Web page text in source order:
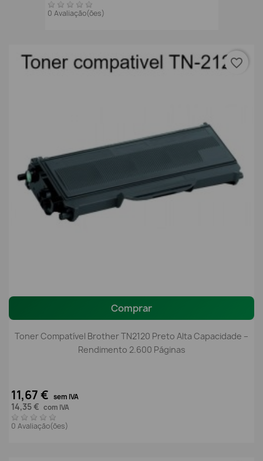
0 Avaliação(ões)
Comprar
Toner Compatível Brother TN2120 Preto Alta Capacidade –
Rendimento 2.600 Páginas
11,67 € sem IVA
14,35 € com IVA
0 Avaliação(ões)
favorite_border